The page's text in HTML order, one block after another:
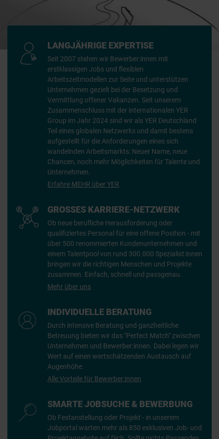
LANGJÄHRIGE EXPERTISE
Seit 2007 stehen wir Bewerber:innen mit
erstklassigen Jobs und flexiblen
Arbeitszeitmodellen zur Seite und unterstützen
Unternehmen gezielt bei der Besetzung und
Vermittlung offener Vakanzen. Seit unserem
Zusammenschluss mit der internationalen YER
Group im Jahr 2024 sind wir als YER Deutschland
Teil eines globalen Netzwerks und damit bestens
aufgestellt für die Anforderungen eines sich
wandelnden Arbeitsmarkts: Neuer Name, neue
Chancen, noch mehr Möglichkeiten für Talente und
Unternehmen.
Erfahre MEHR über YER
GROSSES KARRIERE-NETZWERK
Ob neue berufliche Herausforderung oder
qualifiziertes Personal für eine offene Position - mit
über 500 renommierten Kundenunternehmen und
einem Talentpool von rund 300.000 Spezialist:innen
bringen wir die richtigen Menschen und Projekte
zusammen. Einfach, schnell und passgenau.
Mehr über uns
INDIVIDUELLE BERATUNG
Durch intensive Beratung und ganzheitliche
Betreuung bieten wir das "Perfect Match" zwischen
Unternehmen und Bewerber:innen. Dabei legen wir
Wert auf einen wertschätzenden Austausch auf
Augenhöhe.
Alle Vorteile für Bewerber:innen
SMARTE JOBSUCHE & BEWERBUNG
Ob Festanstellung oder Projekt - in unserem
Jobportal warten mehr als 850 exklusiven Job- und